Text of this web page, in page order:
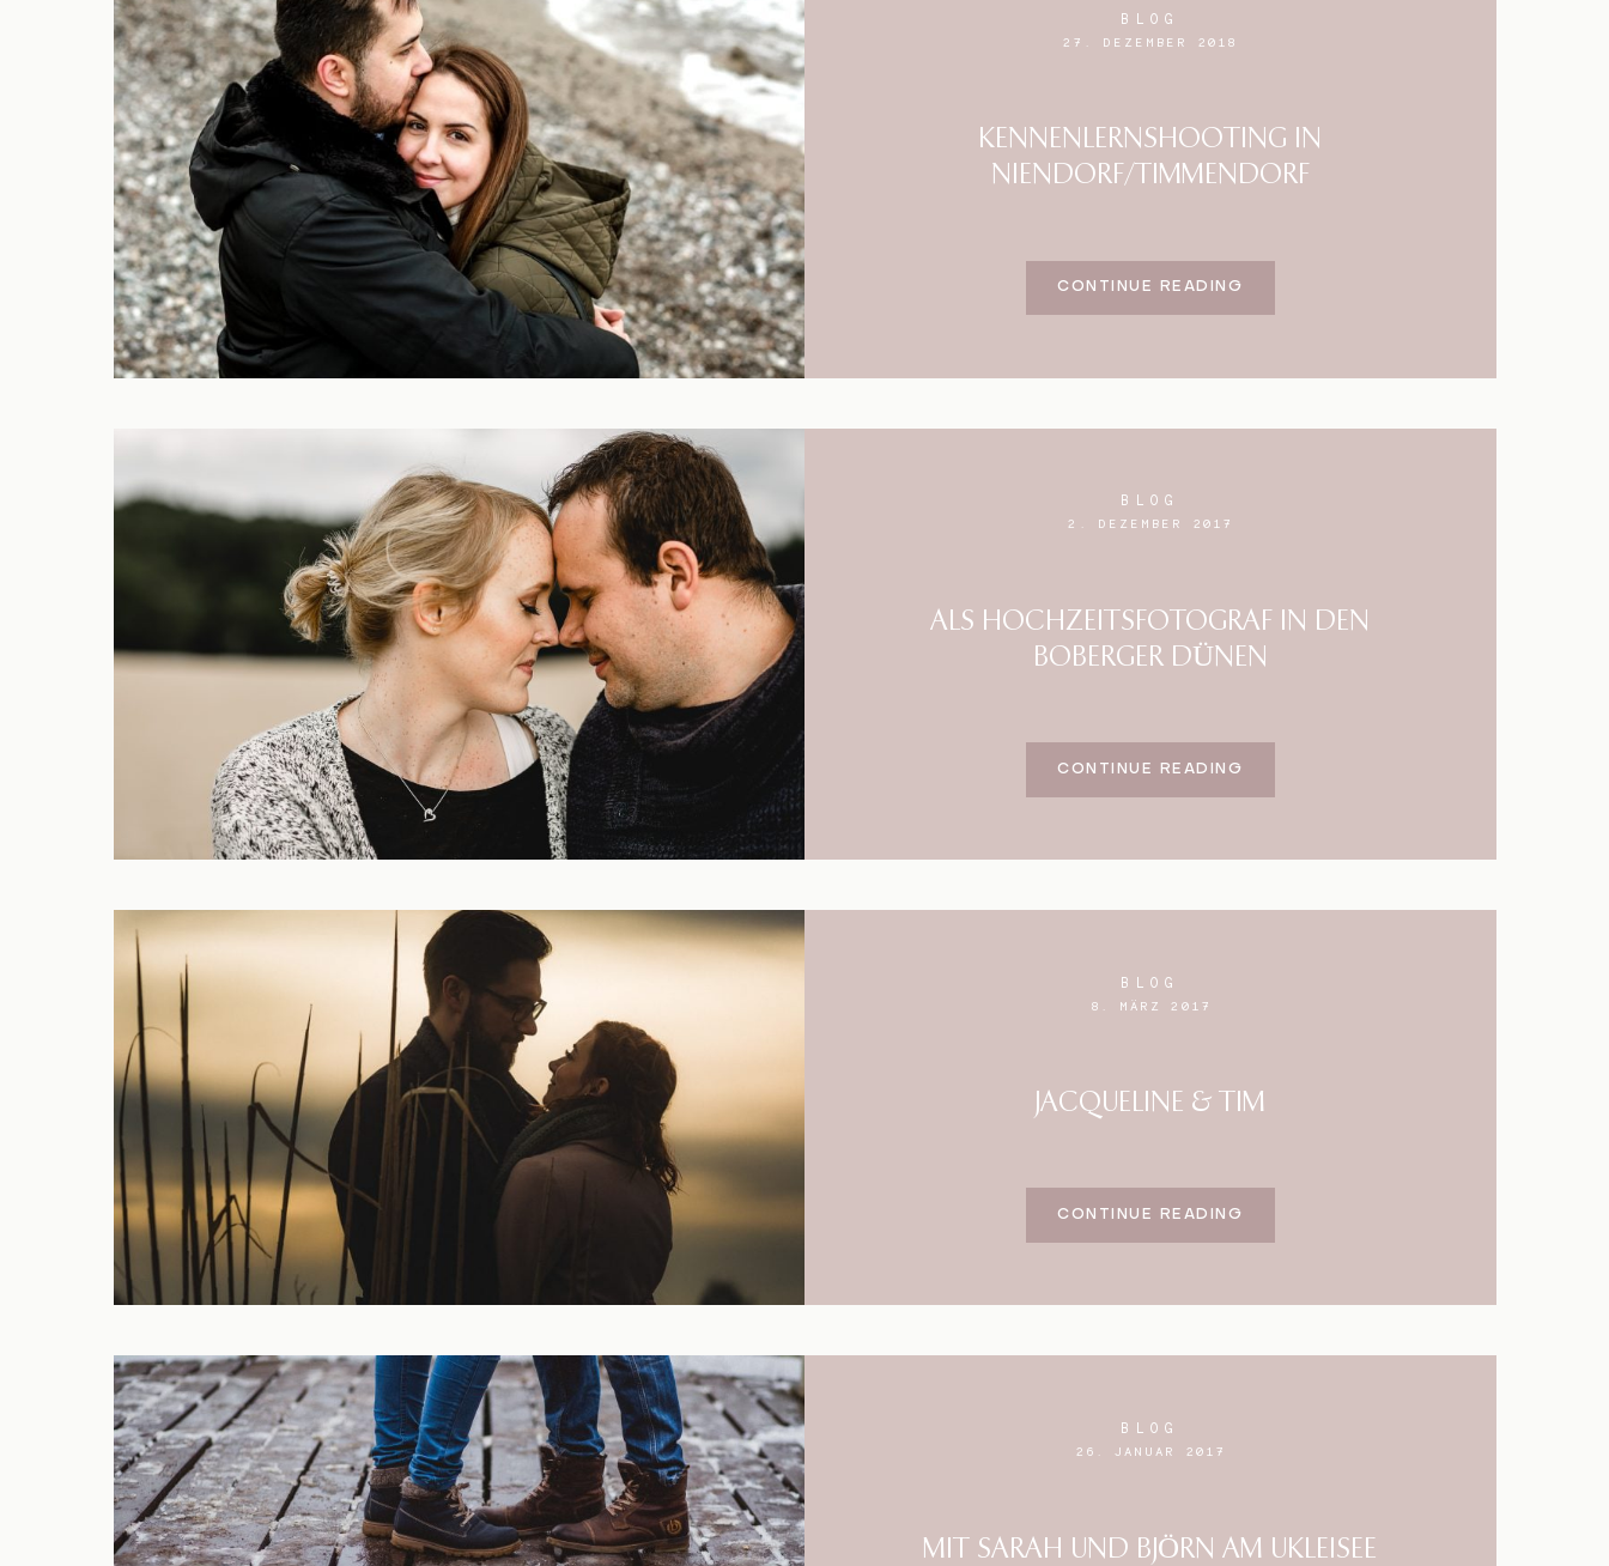
BLOG
27. DEZEMBER 2018
KENNENLERNSHOOTING IN
NIENDORF/TIMMENDORF
CONTINUE READING
BLOG
2. DEZEMBER 2017
ALS HOCHZEITSFOTOGRAF IN DEN
BOBERGER DÜNEN
CONTINUE READING
BLOG
8. MÄRZ 2017
JACQUELINE & TIM
CONTINUE READING
BLOG
26. JANUAR 2017
MIT SARAH UND BJÖRN AM UKLEISEE
Impressum